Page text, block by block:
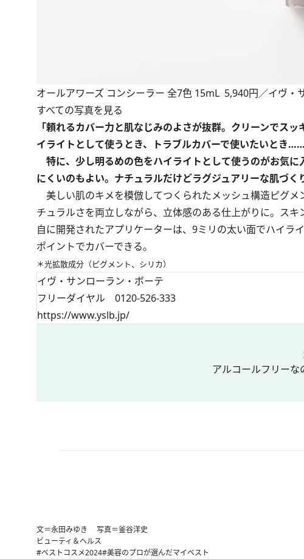
オールアワーズ コンシーラー 全7色 15mL 5,940円／イヴ・
すべての写真を見る
「頼れるカバー力と肌なじみのよさが抜群。クリーンでス
イライトとして使うとき、トラブルカバーで使いたいとき
特に、少し明るめの色をハイライトとして使うのがお気
にくいのもよい。ナチュラルだけどラグジュアリーな肌づく
美しい肌のキメを模倣してつくられたメッシュ構造ピグ
チュラルさを両立しながら、立体感のある仕上がりに。ス
自に開発されたアプリケーターは、9ミリの太い面でハイラ
ポイントでカバーできる。
＊光拡散成分（ピグメント、シリカ）
イヴ・サンローラン・ボーテ
フリーダイヤル 0120-526-333
https://www.yslb.jp/
アルコールフリー
文＝永田みゆき 写真＝釜谷洋史
ビューティ＆ヘルス
#ベストコスメ2024#美容のプロが選んだマイベスト